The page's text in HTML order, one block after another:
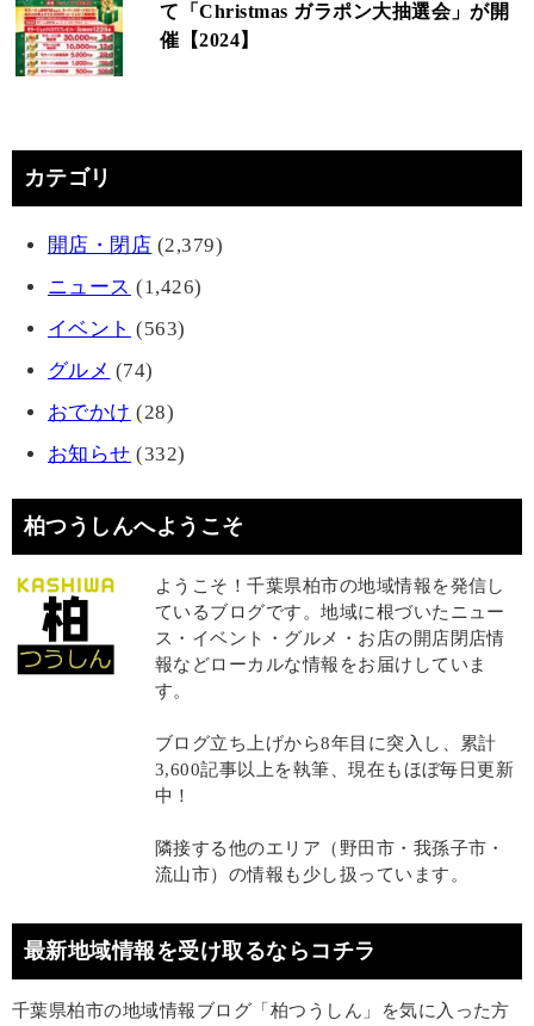
て「Christmas ガラポン大抽選会」が開
催【2024】
カテゴリ
開店・閉店 (2,379)
ニュース (1,426)
イベント (563)
グルメ (74)
おでかけ (28)
お知らせ (332)
柏つうしんへようこそ
ようこそ！千葉県柏市の地域情報を発信し
ているブログです。地域に根づいたニュー
ス・イベント・グルメ・お店の開店閉店情
報などローカルな情報をお届けしていま
す。
ブログ立ち上げから8年目に突入し、累計
3,600記事以上を執筆、現在もほぼ毎日更新
中！
隣接する他のエリア（野田市・我孫子市・
流山市）の情報も少し扱っています。
最新地域情報を受け取るならコチラ
千葉県柏市の地域情報ブログ「柏つうしん」を気に入った方